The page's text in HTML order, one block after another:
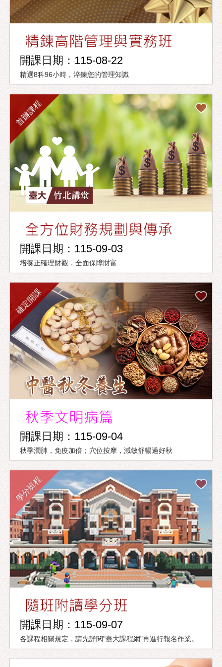
開課日期：115-08-22
精選8科96小時，淬鍊您的管理知識
首辦課程
開課日期：115-09-03
培養正確理財觀，全面保障財富
確定開課
開課日期：115-09-04
秋季潤肺，免疫加倍；穴位按摩，減敏舒暢過好秋
學分班程
開課日期：115-09-07
各課程相關規定，請先詳閱"臺大課程網"再進行報名作業。